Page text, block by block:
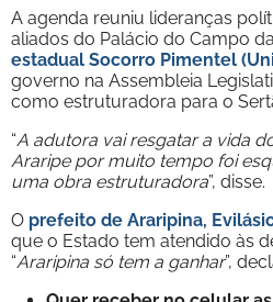
A agenda reuniu lideranças
aliados do Palácio do Campo
estadual Socorro Pimentel
governo na Assembleia
como estruturadora para o
“A adutora vai resgatar a vida
Araripe por muito tempo foi
uma obra estruturadora”, disse.
O prefeito de Araripina,
que o Estado tem atendido às
“Araripina só tem a ganhar”,